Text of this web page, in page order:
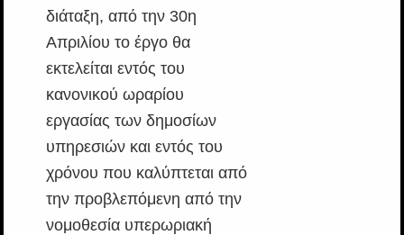
διάταξη, από την 30η
Απριλίου το έργο θα
εκτελείται εντός του
κανονικού ωραρίου
εργασίας των δημοσίων
υπηρεσιών και εντός του
χρόνου που καλύπτεται από
την προβλεπόμενη από την
νομοθεσία υπερωριακή